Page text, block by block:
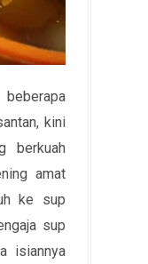
kini
berkuah
amat
ke sup
sup
isiannya